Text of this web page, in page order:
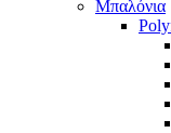
Μπαλόνια